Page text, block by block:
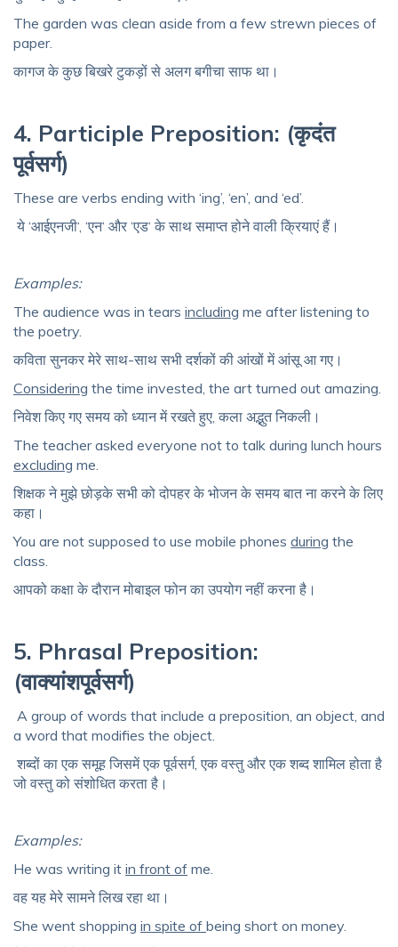
The garden was clean aside from a few strewn pieces of
paper.
कागज के कुछ बिखरे टुकड़ों से अलग बगीचा साफ था।
4. Participle Preposition: (कृदंत
पूर्वसर्ग)
These are verbs ending with ‘ing’, ‘en’, and ‘ed’.
ये ‘आईएनजी‘, ‘एन‘ और ‘एड‘ के साथ समाप्त होने वाली क्रियाएं हैं।
Examples:
The audience was in tears including me after listening to
the poetry.
कविता सुनकर मेरे साथ-साथ सभी दर्शकों की आंखों में आंसू आ गए।
Considering the time invested, the art turned out amazing.
निवेश किए गए समय को ध्यान में रखते हुए कला अद्भुत निकली।
The teacher asked everyone not to talk during lunch hours
excluding me.
शिक्षक नेमुझे छोड़के सभी को दोपहर के भोजन के समय बातना करने के लिए
कहा।
You are not supposed to use mobile phones during the
class.
आपको कक्षा के दौरान मोबाइल फोन का उपयोग नहीं करना है ।
5. Phrasal Preposition:
(वाक्यांशपूर्वसर्ग)
A group of words that include a preposition, an object, and
a word that modifies the object.
शब्दों का एक समूह जिसमें एक पूर्वसर्ग, एक वस्तु और एक शब्द शामिल होता है
जो वस्तु को संशोधित करता है।
Examples:
He was writing it in front of me.
वह यह मेरे सामने लिख रहा था।
She went shopping in spite of being short on money.